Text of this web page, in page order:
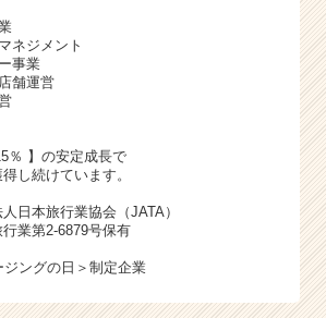
ネジメント
事業
舗運営
％ 】の安定成長で
し続けています。
日本旅行業協会（JATA）
業第2-6879号保有
ジングの日＞制定企業